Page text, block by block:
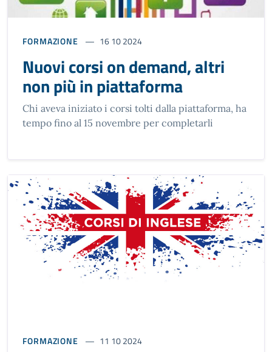
FORMAZIONE 16 10 2024
Nuovi corsi on demand, altri
non più in piattaforma
Chi aveva iniziato i corsi tolti dalla piattaforma, ha
tempo fino al 15 novembre per completarli
FORMAZIONE 11 10 2024